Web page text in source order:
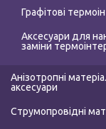
Графітові
Аксесуари для
заміни
Анізотропні
аксесуари
Струмопровідні